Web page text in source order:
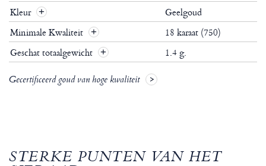
Kleur
Geelgoud
Minimale Kwaliteit
18 karaat (750)
Geschat totaalgewicht
1.4 g.
Gecertificeerd goud van hoge kwaliteit
STERKE PUNTEN VAN HET